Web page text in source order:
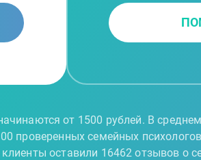
от 1500 рублей. В
проверенных семейных
оставили 16462 отзывов о